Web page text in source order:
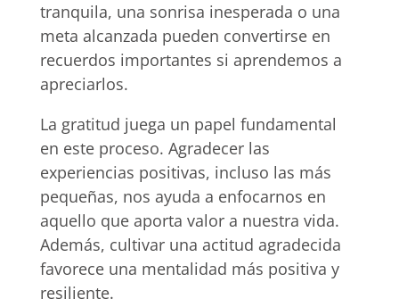
tranquila, una sonrisa inesperada o una
meta alcanzada pueden convertirse en
recuerdos importantes si aprendemos a
apreciarlos.
La gratitud juega un papel fundamental
en este proceso. Agradecer las
experiencias positivas, incluso las más
pequeñas, nos ayuda a enfocarnos en
aquello que aporta valor a nuestra vida.
Además, cultivar una actitud agradecida
favorece una mentalidad más positiva y
resiliente.